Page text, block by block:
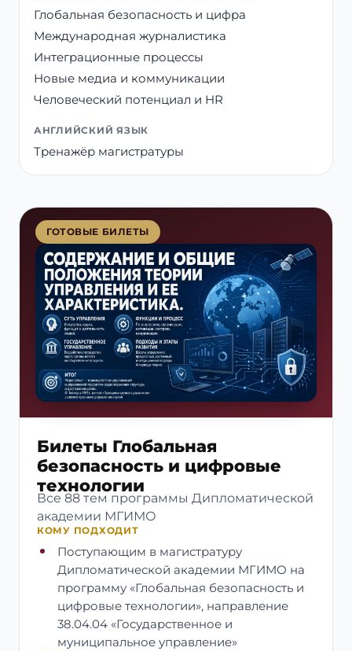
Глобальная безопасность и цифра
Международная журналистика
Интеграционные процессы
Новые медиа и коммуникации
Человеческий потенциал и HR
АНГЛИЙСКИЙ ЯЗЫК
Тренажёр магистратуры
ГОТОВЫЕ БИЛЕТЫ
Билеты Глобальная
безопасность и цифровые
технологии
Все 88 тем программы Дипломатической
академии МГИМО
КОМУ ПОДХОДИТ
Поступающим в магистратуру
Дипломатической академии МГИМО на
программу «Глобальная безопасность и
цифровые технологии», направление
38.04.04 «Государственное и
муниципальное управление»